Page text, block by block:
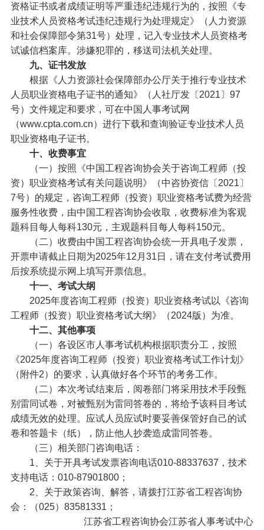
资格证书或者成绩证明等严重违纪违规行为的，按照《专
业技术人员资格考试违纪违规行为处理规定》（人力资源
和社会保障部令第31号）处理，记入专业技术人员资格考
试诚信档案库。涉嫌犯罪的，移送司法机关处理。
九、证书发放
根据《人力资源社会保障部办公厅关于推行专业技术
人员职业资格电子证书的通知》（人社厅发〔2021〕97
号）文件规定和要求，可在中国人事考试网
（www.cpta.com.cn）进行下载和查询验证专业技术人员
职业资格电子证书。
十、收费事宜
（一）按照《中国工程咨询协会关于咨询工程师（投
资）职业资格考试有关问题说明》（中咨协资信〔2021〕
7号）的规定，咨询工程师（投资）职业资格考试费为经营
服务性收费，由中国工程咨询协会收取，收费标准为客观
题科目每人每科130元，主观题科目每人每科150元。
（二）收费由中国工程咨询协会统一开具电子发票，
开票申请截止日期为2025年12月31日，请在支付考试费用
后按系统提示网上填写开票信息。
十一、考试大纲
2025年度咨询工程师（投资）职业资格考试以《咨询
工程师（投资）职业资格考试大纲》（2024版）为准。
十二、其他事项
（一）各设区市人事考试机构根据职责分工，按照
《2025年度咨询工程师（投资）职业资格考试工作计划》
（附件2）的要求，认真做好各个环节的考务工作。
（二）本次考试结束后，阅卷部门将采用技术手段甄
别雷同试卷，对被甄别为雷同答卷的，将给予该科目考试
成绩无效的处理。应试人员应试时要妥善保管好自己的试
卷和答题卡（纸），防止他人抄袭造成雷同答卷。
（三）相关部门咨询电话：
1、关于开具考试发票咨询电话010-88337637，技术
支持电话：010-87901800；
2、关于政策咨询、解答，请拨打江苏省工程咨询协
会：（025）83581331；
江苏省工程咨询协会江苏省人事考试中心